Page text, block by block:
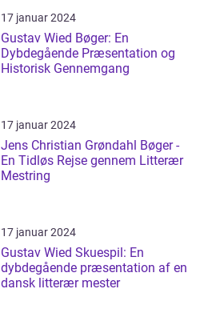
17 januar 2024
Gustav Wied Bøger: En
Dybdegående Præsentation og
Historisk Gennemgang
17 januar 2024
Jens Christian Grøndahl Bøger -
En Tidløs Rejse gennem Litterær
Mestring
17 januar 2024
Gustav Wied Skuespil: En
dybdegående præsentation af en
dansk litterær mester